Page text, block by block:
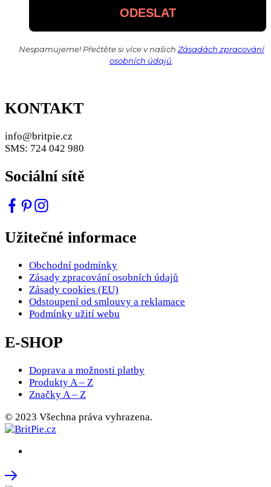
Nespamujeme! Přečtěte si více v našich Zásadách zpracování
osobních údajů
KONTAKT
info@britpie.cz
SMS: 724 042 980
Sociální sítě
Užitečné informace
Obchodní podmínky
Zásady zpracování osobních údajů
Zásady cookies (EU)
Odstoupení od smlouvy a reklamace
Podmínky užití webu
E-SHOP
Doprava a možnosti platby
Produkty A – Z
Značky A – Z
© 2023 Všechna práva vyhrazena.